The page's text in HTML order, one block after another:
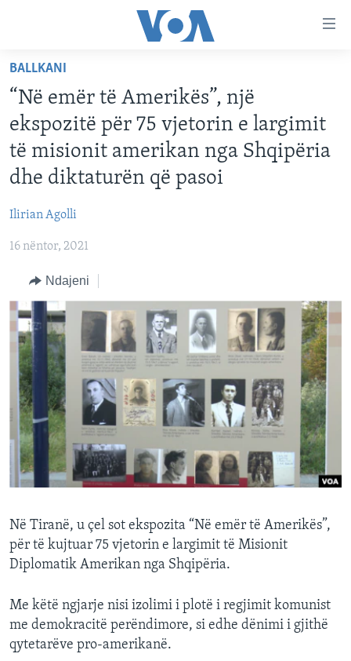
faqen
kryesore
Kalo
tek
faqja
kryesore
tek
FAQJA KRYESORE
KATEGORITË
AMERIKA
BALLKANI
BOTA
MJEDISI
KULTURË
SHKENCË DHE TEKNOLOGJI
SHËNDETËSI
INTERVISTA
DITARI
DITARI
Learning English
FOLLOW US
Gjuhët
BALLKANI
“Në emër të Amerikës”, një
ekspozitë për 75 vjetorin e largimit
të misionit amerikan nga Shqipëria
dhe diktaturën që pasoi
Ilirian Agolli
16 nëntor, 2021
Ndajeni
Në Tiranë, u çel sot ekspozita “Në emër të Amerikës”,
për të kujtuar 75 vjetorin e largimit të Misionit
Diplomatik Amerikan nga Shqipëria.
Me këtë ngjarje nisi izolimi i plotë i regjimit komunist
me demokracitë perëndimore, si edhe dënimi i gjithë
qytetarëve pro-amerikanë.